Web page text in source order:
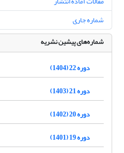
شماره جاری
شماره‌های پیشین نشریه
دوره 22 (1404)
دوره 21 (1403)
دوره 20 (1402)
دوره 19 (1401)